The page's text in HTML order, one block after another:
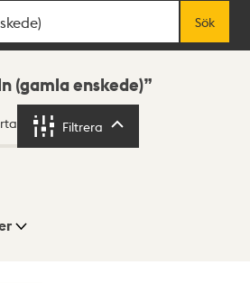
Sök
(gamla enskede)
Filtrera